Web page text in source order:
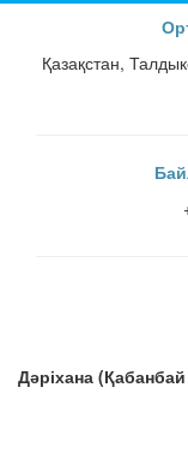
Қазақстан,
Дәріхана